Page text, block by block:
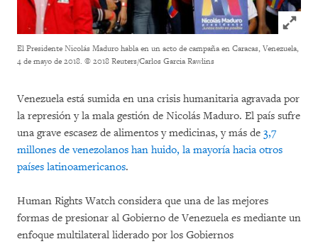
Click to
El Presidente Nicolás Maduro habla en un acto de campaña en Caracas, Venezuela,
4 de mayo de 2018. © 2018 Reuters/Carlos Garcia Rawlins
Venezuela está sumida en una crisis humanitaria agravada por
la represión y la mala gestión de Nicolás Maduro. El país sufre
una grave escasez de alimentos y medicinas, y más de 3,7
millones de venezolanos han huido, la mayoría hacia otros
países latinoamericanos.
Human Rights Watch considera que una de las mejores
formas de presionar al Gobierno de Venezuela es mediante un
enfoque multilateral liderado por los Gobiernos